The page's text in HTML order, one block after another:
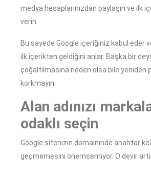
medya hesaplarınızdan paylaşın ve ilk
verin.
Bu sayede Google içeriğiniz kabul eder
ilk içerikten geldiğini anlar. Başka bir
çoğaltılmasına neden olsa bile yeniden
korkmayın.
Alan adınızı
odaklı seçin
Google sitenizin domaininde anahtar
geçmemesini önemsemiyor. O devir